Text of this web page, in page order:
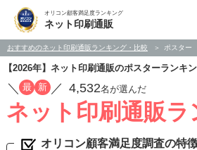
オリコン顧客満足度ランキング
ネット印刷通販
おすすめのネット印刷通販ランキング・比較 ポスター
【2026年】ネット印刷通販のポスターランキ
／ 最 新 ／ 4,532名が選んだ
ネット印刷通販
オリコン顧客満足度調査の特